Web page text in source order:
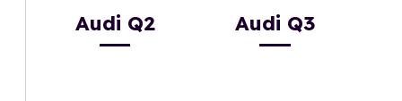
Audi Q2 Audi Q3